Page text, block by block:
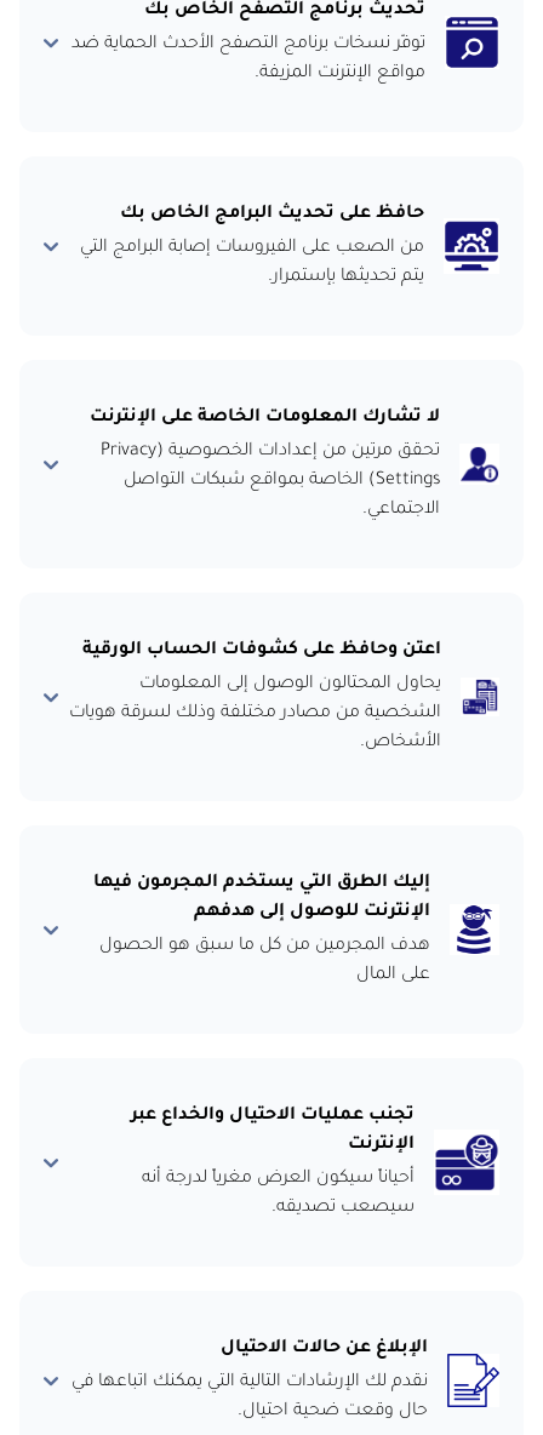
تحديث برنامج التصفح الخاص بك
توفّر نسخات برنامج التصفح الأحدث الحماية ضد
مواقع الإنترنت المزيفة.
حافظ على تحديث البرامج الخاص بك
من الصعب على الفيروسات إصابة البرامج التي
يتم تحديثها بإستمرار.
لا تشارك المعلومات الخاصة على الإنترنت
تحقق مرتين من إعدادات الخصوصية (Privacy
Settings) الخاصة بمواقع شبكات التواصل
الاجتماعي.
اعتن وحافظ على كشوفات الحساب الورقية
يحاول المحتالون الوصول إلى المعلومات
الشخصية من مصادر مختلفة وذلك لسرقة هويات
الأشخاص.
إليك الطرق التي يستخدم المجرمون فيها
الإنترنت للوصول إلى هدفهم
هدف المجرمين من كل ما سبق هو الحصول
على المال
تجنب عمليات الاحتيال والخداع عبر
الإنترنت
أحياناً سيكون العرض مغرياً لدرجة أنه
سيصعب تصديقه.
الإبلاغ عن حالات الاحتيال
نقدم لك الإرشادات التالية التي يمكنك اتباعها في
حال وقعت ضحية احتيال.